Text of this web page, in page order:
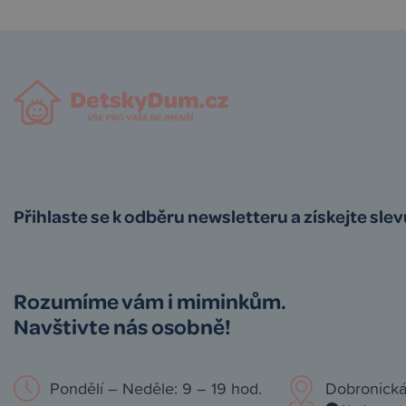
Přihlaste se k odběru newsletteru a získejte
Rozumíme vám i miminkům.
Navštivte nás osobně!
Pondělí – Neděle: 9 – 19 hod.